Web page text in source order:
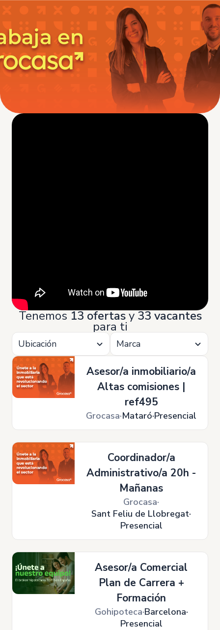
https://empleo.grocasa.com/
Tenemos13 ofertasy33 vacantes
para ti
Ubicación Marca
Asesor/a inmobiliario/a
Altas comisiones |
ref495
Grocasa Mataró Presencial
Coordinador/a
Administrativo/a 20h -
Mañanas
Grocasa
Sant Feliu de Llobregat
Presencial
Asesor/a Comercial
Plan de Carrera +
Formación
Gohipoteca Barcelona
Presencial